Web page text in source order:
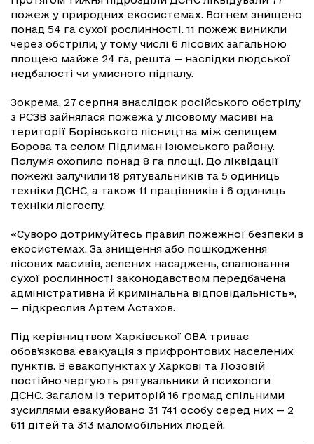
пожеж у природних екосистемах. Вогнем знищено
понад 54 га сухої рослинності. 11 пожеж виникли
через обстріли, у тому числі 6 лісових загальною
площею майже 24 га, решта — наслідки людської
недбалості чи умисного підпалу.
Зокрема, 27 серпня внаслідок російського обстрілу
з РСЗВ зайнялася пожежа у лісовому масиві на
території Борівського лісництва між селищем
Борова та селом Підлиман Ізюмського району.
Полум’я охопило понад 8 га площі. До ліквідації
пожежі залучили 18 рятувальників та 5 одиниць
техніки ДСНС, а також 11 працівників і 6 одиниць
техніки лісгоспу.
«Суворо дотримуйтесь правил пожежної безпеки в
екосистемах. За знищення або пошкодження
лісових масивів, зелених насаджень, спалювання
сухої рослинності законодавством передбачена
адміністративна й кримінальна відповідальність»,
— підкреслив Артем Астахов.
Під керівництвом Харківської ОВА триває
обов’язкова евакуація з прифронтових населених
пунктів. В евакопунктах у Харкові та Лозовій
постійно чергують рятувальники й психологи
ДСНС. Загалом із територій 16 громад спільними
зусиллями евакуйовано 31 741 особу серед них — 2
611 дітей та 313 маломобільних людей.